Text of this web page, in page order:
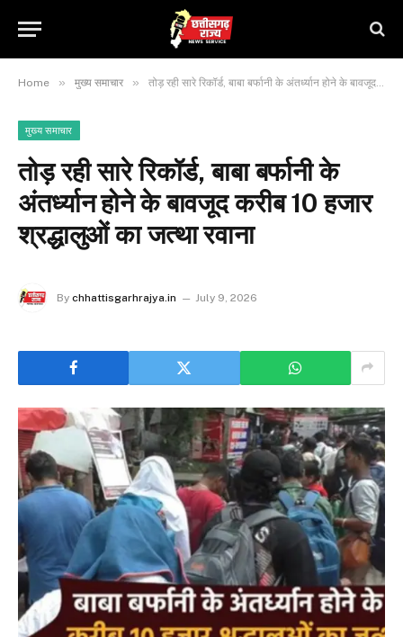
Home » मुख्य समाचार » तोड़ रही सारे रिकॉर्ड, बाबा बर्फानी के अंतर्ध्यान होने के बावजूद करीब 10 हजार श्रद्धालुओं का जत्था रवाना
मुख्य समाचार
तोड़ रही सारे रिकॉर्ड, बाबा बर्फानी के
अंतर्ध्यान होने के बावजूद करीब 10 हजार
श्रद्धालुओं का जत्था रवाना
By chhattisgarhrajya.in July 9, 2026